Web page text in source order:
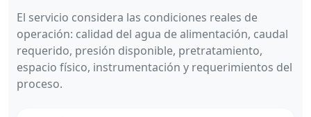
El servicio considera las condiciones reales de
operación: calidad del agua de alimentación, caudal
requerido, presión disponible, pretratamiento,
espacio físico, instrumentación y requerimientos del
proceso.